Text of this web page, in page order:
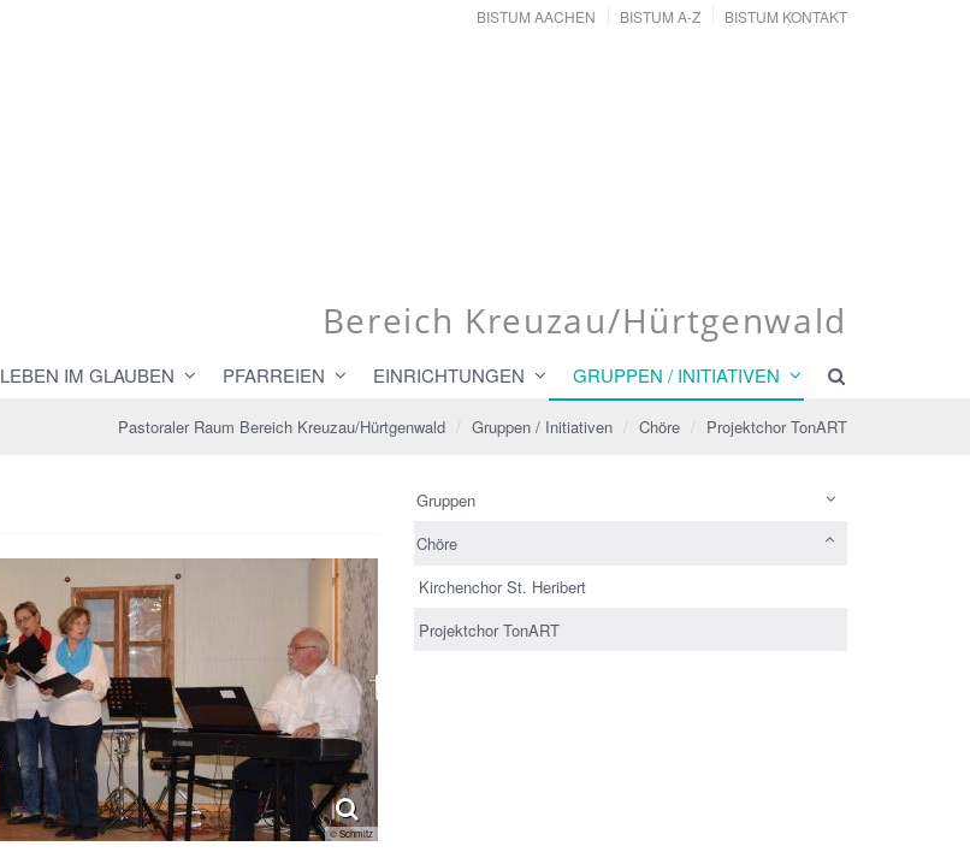
BISTUM AACHEN BISTUM A-Z BISTUM KONTAKT
Bereich Kreuzau/Hürtgenwald
LEBEN IM GLAUBEN PFARREIEN EINRICHTUNGEN GRUPPEN / INITIATIVEN
Pastoraler Raum Bereich Kreuzau/Hürtgenwald Gruppen / Initiativen Chöre Projektchor TonART
© Schmitz
Gruppen
Chöre
Kirchenchor St. Heribert
Projektchor TonART